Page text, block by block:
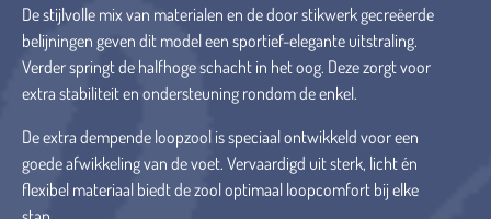
De stijlvolle mix van materialen en de door stikwerk gecreëerde
belijningen geven dit model een sportief-elegante uitstraling.
Verder springt de halfhoge schacht in het oog. Deze zorgt voor
extra stabiliteit en ondersteuning rondom de enkel.
De extra dempende loopzool is speciaal ontwikkeld voor een
goede afwikkeling van de voet. Vervaardigd uit sterk, licht én
flexibel materiaal biedt de zool optimaal loopcomfort bij elke